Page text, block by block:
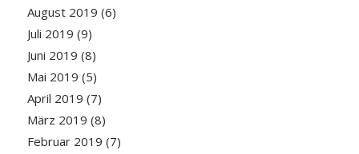
August 2019 (6)
Juli 2019 (9)
Juni 2019 (8)
Mai 2019 (5)
April 2019 (7)
März 2019 (8)
Februar 2019 (7)